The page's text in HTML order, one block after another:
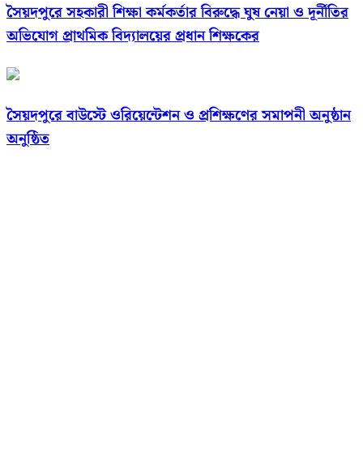
সৈয়দপুরে সহকারী শিক্ষা কর্মকর্তার বিরুদ্ধে ঘুষ নেয়া ও দূর্নীতির
অভিযোগ প্রাথমিক বিদ্যালয়ের প্রধান শিক্ষকের
সৈয়দপুরে বাউস্টে ওরিয়েন্টেশন ও প্রশিক্ষণের সমাপনী অনুষ্ঠান
অনুষ্ঠিত